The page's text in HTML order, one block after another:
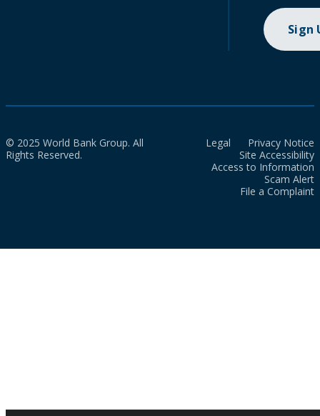
Sign
© 2025 World Bank Group. All
Rights Reserved.
Legal
Privacy Notice
Site Accessibility
Access to Information
Scam Alert
File a Complaint